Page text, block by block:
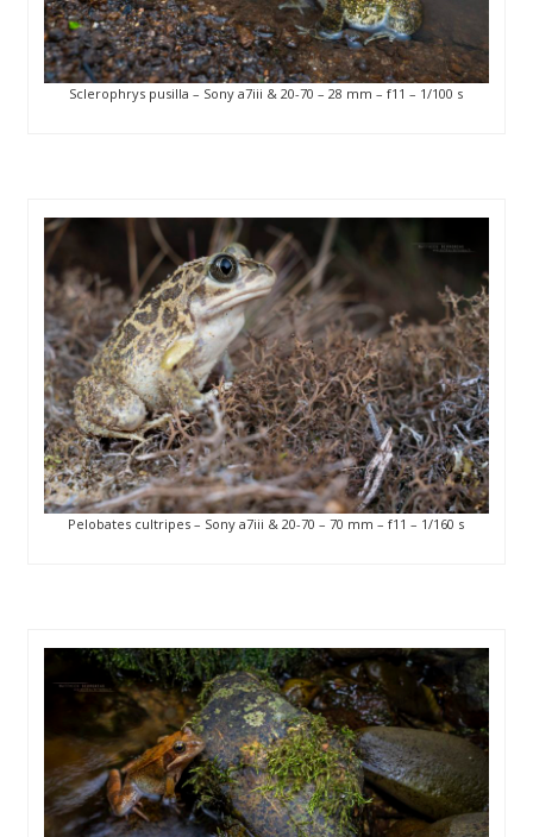
Sclerophrys pusilla – Sony a7iii & 20-70 – 28 mm – f11 – 1/100 s
Pelobates cultripes – Sony a7iii & 20-70 – 70 mm – f11 – 1/160 s